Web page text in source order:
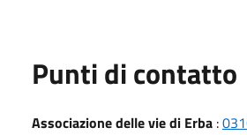
Punti di contatto
Associazione delle vie di Erba :